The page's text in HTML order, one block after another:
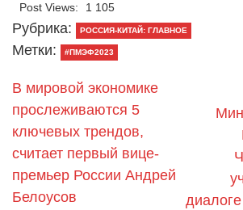
Post Views: 1 105
Рубрика: РОССИЯ-КИТАЙ: ГЛАВНОЕ
Метки: #ПМЭФ2023
В мировой экономике
прослеживаются 5
ключевых трендов,
считает первый вице-
премьер России Андрей
Белоусов